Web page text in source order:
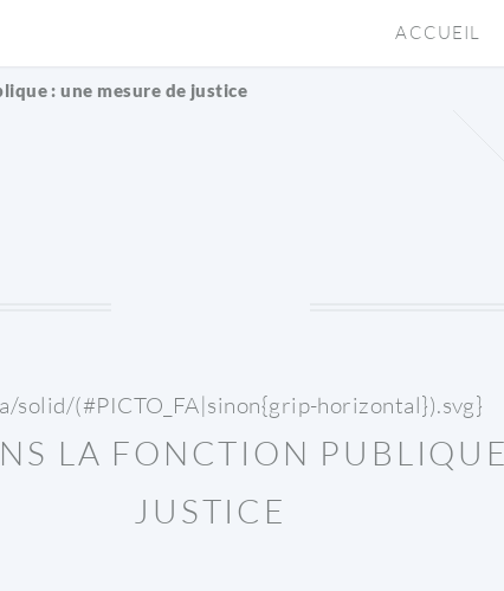
ACCUEIL
: une mesure de justice
solid/(#PICTO_FA|sinon{grip-horizontal}).svg}
LA FONCTION
JUSTICE